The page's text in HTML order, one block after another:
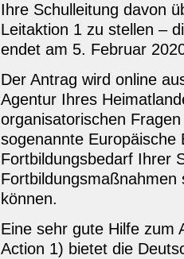
Ihre Schulleitung davon
Leitaktion 1 zu stellen –
endet am 5. Februar
Der Antrag wird online
Agentur Ihres
organisatorischen
sogenannte Europäische
Fortbildungsbedarf Ihrer
können.
Eine sehr gute Hilfe zum
Action 1) bietet die